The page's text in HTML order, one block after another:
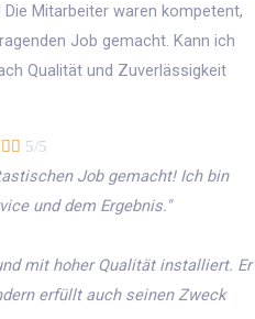
Mitarbeiter waren kompetent,
Job gemacht. Kann ich
Qualität und Zuverlässigkeit
 5/5
Job gemacht! Ich bin
und dem Ergebnis."
mit hoher Qualität installiert. Er
erfüllt auch seinen Zweck